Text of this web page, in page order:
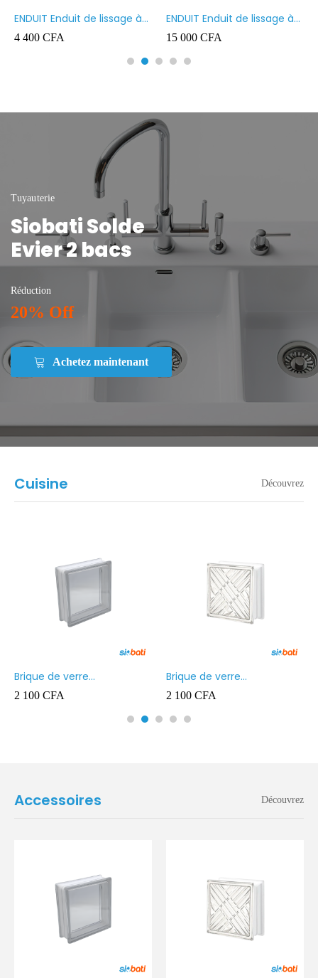
ENDUIT Enduit de lissage à
base d’émulsion en phase
aqueuse 5kg
4 400 CFA
ENDUIT Enduit de lissage à
base d’émulsion en phase
aqueuse 20kg
15 000 CFA
Tuyauterie
Siobati Solde
Evier 2 bacs
Réduction
20% Off
Achetez maintenant
Cuisine Découvrez
Brique de verre
190X190X80MM Transparent
2 100 CFA
Brique de verre
190X190X80MM CROSS
2 100 CFA
Accessoires Découvrez